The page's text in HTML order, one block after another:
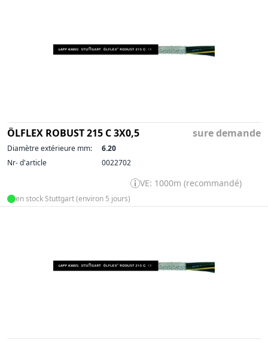
ÖLFLEX ROBUST 215 C 3X0,5 sure demande
Diamètre extérieure mm:
6.20
Nr- d'article
0022702
VE: 1000m (recommandé)
en stock Stuttgart (environ 5 jours)